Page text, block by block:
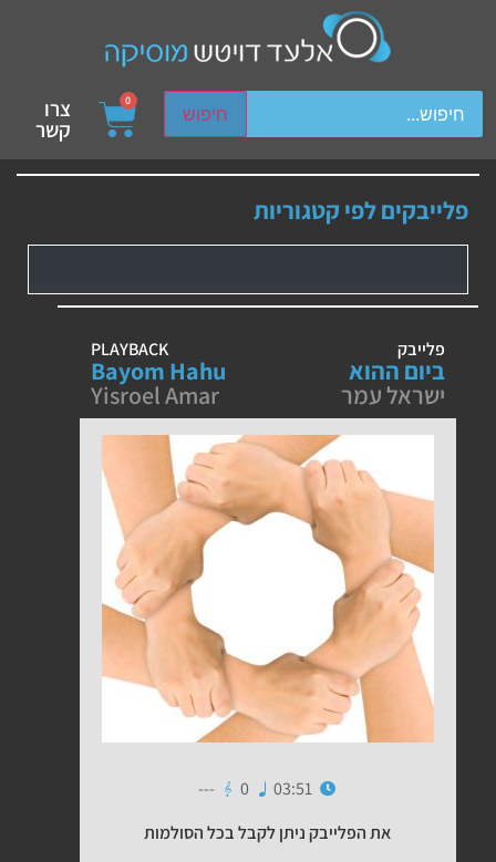
חיפוש
device users, explore by touch or with swipe gestures.
0 צרו
קשר
פלייבקים לפי קטגוריות
פלייבק
ביום ההוא
ישראל עמר
PLAYBACK
Bayom Hahu
Yisroel Amar
03:51
0
---
את הפלייבק ניתן לקבל בכל הסולמות